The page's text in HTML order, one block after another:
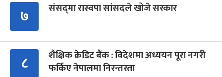
७ संसद्‍मा रास्वपा सांसदले खोजे सरकार
८
शैक्षिक क्रेडिट बैंक : विदेशमा अध्ययन पूरा नगरी
फर्किए नेपालमा निरन्तरता